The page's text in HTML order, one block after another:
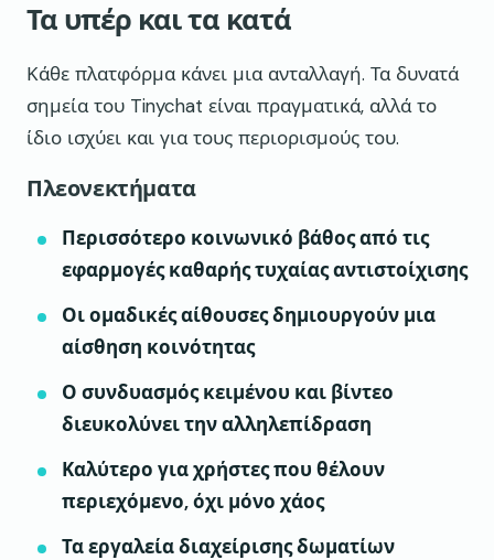
Τα υπέρ και τα κατά
Κάθε πλατφόρμα κάνει μια ανταλλαγή. Τα δυνατά
σημεία του Tinychat είναι πραγματικά, αλλά το
ίδιο ισχύει και για τους περιορισμούς του.
Πλεονεκτήματα
Περισσότερο κοινωνικό βάθος από τις
εφαρμογές καθαρής τυχαίας αντιστοίχισης
Οι ομαδικές αίθουσες δημιουργούν μια
αίσθηση κοινότητας
Ο συνδυασμός κειμένου και βίντεο
διευκολύνει την αλληλεπίδραση
Καλύτερο για χρήστες που θέλουν
περιεχόμενο, όχι μόνο χάος
Τα εργαλεία διαχείρισης δωματίων